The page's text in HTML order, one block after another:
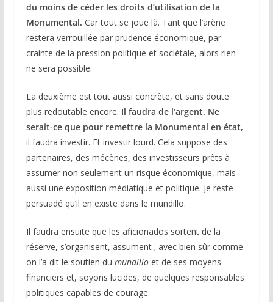
du moins de céder les droits d’utilisation de la
Monumental. Car tout se joue là. Tant que l’arène
restera verrouillée par prudence économique, par
crainte de la pression politique et sociétale, alors rien
ne sera possible.
La deuxième est tout aussi concrète, et sans doute
plus redoutable encore. Il faudra de l’argent. Ne
serait-ce que pour remettre la Monumental en état,
il faudra investir. Et investir lourd. Cela suppose des
partenaires, des mécènes, des investisseurs prêts à
assumer non seulement un risque économique, mais
aussi une exposition médiatique et politique. Je reste
persuadé qu’il en existe dans le mundillo.
Il faudra ensuite que les aficionados sortent de la
réserve, s’organisent, assument ; avec bien sûr comme
on l’a dit le soutien du mundilloet de ses moyens
financiers et, soyons lucides, de quelques responsables
politiques capables de courage.